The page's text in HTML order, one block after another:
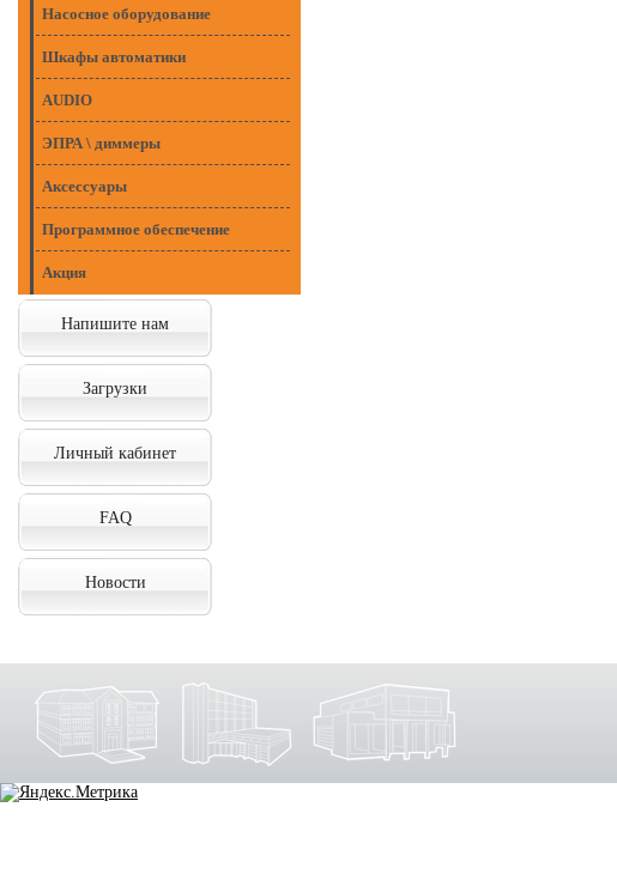
Насосное оборудование
Шкафы автоматики
AUDIO
ЭПРА \ диммеры
Аксессуары
Программное обеспечение
Акция
Напишите нам
Загрузки
Личный кабинет
FAQ
Новости